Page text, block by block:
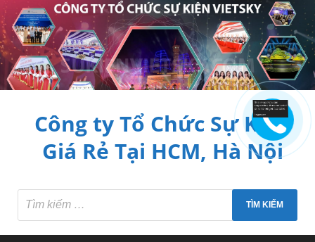
Công ty Tổ Chức Sự Kiện
Giá Rẻ Tại HCM, Hà Nội